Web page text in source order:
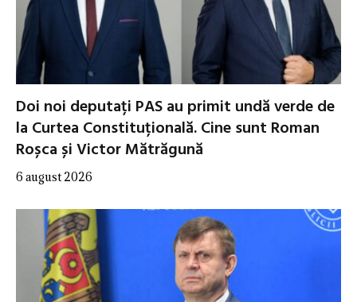
Doi noi deputați PAS au primit undă verde de
la Curtea Constituțională. Cine sunt Roman
Roșca și Victor Mătrăgună
6 august 2026